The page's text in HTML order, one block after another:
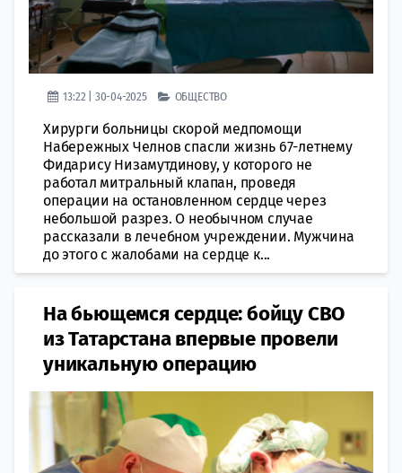
13:22 | 30-04-2025 ОБЩЕСТВО
Хирурги больницы скорой медпомощи
Набережных Челнов спасли жизнь 67-летнему
Фидарису Низамутдинову, у которого не
работал митральный клапан, проведя
операции на остановленном сердце через
небольшой разрез. О необычном случае
рассказали в лечебном учреждении. Мужчина
до этого с жалобами на сердце к...
На бьющемся сердце: бойцу СВО
из Татарстана впервые провели
уникальную операцию